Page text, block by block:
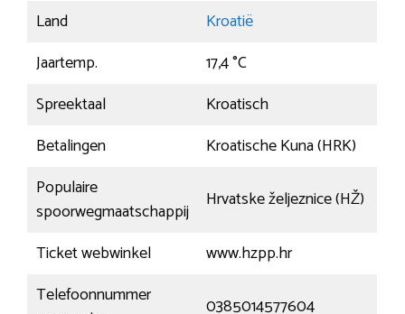
Land
Kroatië
Jaartemp.
17,4 °C
Spreektaal
Kroatisch
Betalingen
Kroatische Kuna (HRK)
Populaire
spoorwegmaatschappij
Hrvatske željeznice (HŽ)
Ticket webwinkel
www.hzpp.hr
Telefoonnummer
0385014577604